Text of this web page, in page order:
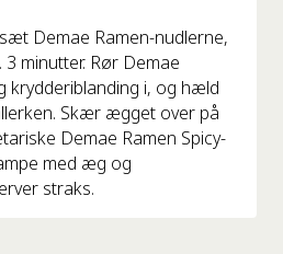
Demae Ramen-nudlerne,
minutter. Rør Demae
krydderiblanding i, og hæld
Skær ægget over på
Demae Ramen Spicy-
med æg og
straks.